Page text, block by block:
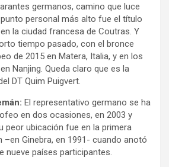
germanos, camino que luce
personal más alto fue el título
la ciudad francesa de Coutras. Y
tiempo pasado, con el bronce
de 2015 en Matera, Italia, y en los
Nanjing. Queda claro que es la
DT Quim Puigvert.
El representativo germano se ha
en dos ocasiones, en 2003 y
peor ubicación fue en la primera
–en Ginebra, en 1991- cuando anotó
nueve países participantes.